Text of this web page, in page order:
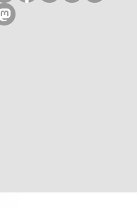
Volg ons op mastodon